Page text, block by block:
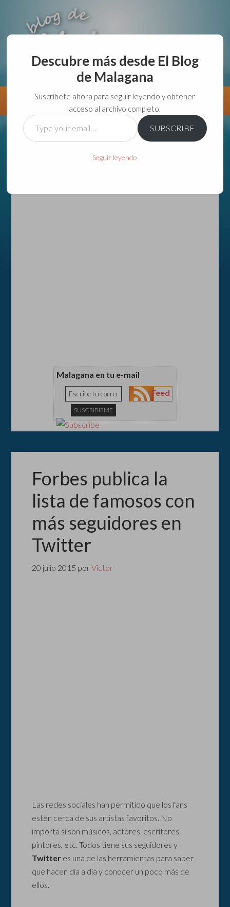
aunque lo haga de malas lo hago....
Información Directorio VivirGuadalajara
Malagana en tu e-mail
Feed
Forbes publica la
lista de famosos con
más seguidores en
Twitter
20 julio 2015 porVictor
Las redes sociales han permitido que los fans
estén cerca de sus artistas favoritos. No
importa si son músicos, actores, escritores,
pintores, etc. Todos tiene sus seguidores y
Twitter es una de las herramientas para saber
que hacen día a día y conocer un poco más de
ellos.
Descubre más desde El Blog
de Malagana
Suscríbete ahora para seguir leyendo y obtener
acceso al archivo completo.
Type
your
SUBSCRIBE
Seguir leyendo